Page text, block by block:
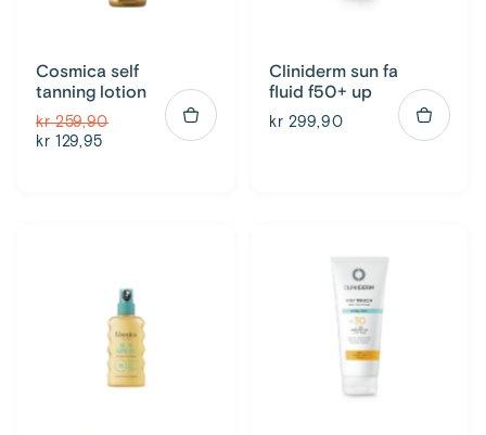
Cosmica self
tanning lotion
kr 259,90
kr 129,95
Cliniderm sun fa
fluid f50+ up
kr 299,90